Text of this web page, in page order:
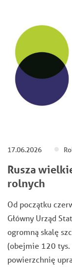
17.06.2026
Rusza
rolnych
Od początku
Główny Urząd
ogromną skalę
(obejmie 120 tys.
powierzchnię